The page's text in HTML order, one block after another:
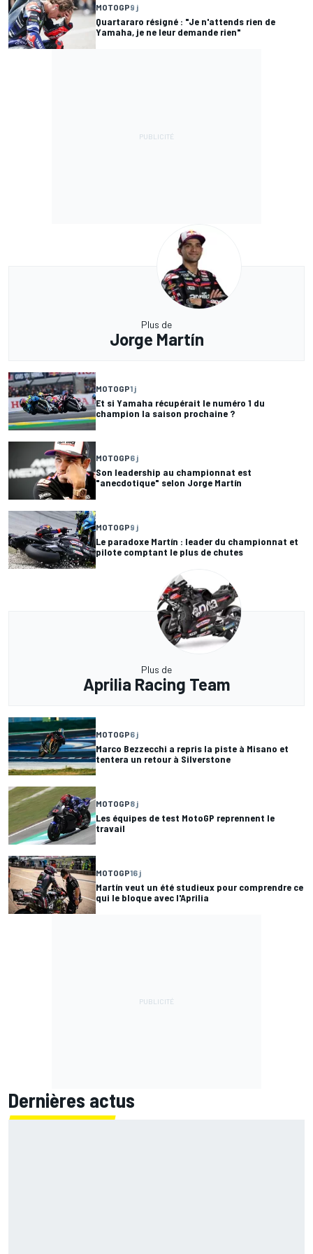
MOTOGP9 j
Quartararo résigné : "Je n'attends rien de
Yamaha, je ne leur demande rien"
Plus de
Jorge Martín
MOTOGP1 j
Et si Yamaha récupérait le numéro 1 du
champion la saison prochaine ?
MOTOGP6 j
Son leadership au championnat est
"anecdotique" selon Jorge Martín
MOTOGP9 j
Le paradoxe Martín : leader du championnat et
pilote comptant le plus de chutes
Plus de
Aprilia Racing Team
MOTOGP6 j
Marco Bezzecchi a repris la piste à Misano et
tentera un retour à Silverstone
MOTOGP8 j
Les équipes de test MotoGP reprennent le
travail
MOTOGP16 j
Martín veut un été studieux pour comprendre ce
qui le bloque avec l'Aprilia
Dernières actus